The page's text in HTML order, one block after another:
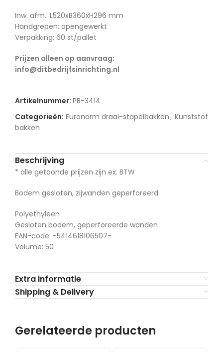
Inw. afm.: L520xB360xH296 mm
Handgrepen: opengewerkt
Verpakking: 60 st/pallet
Prijzen alleen op aanvraag:
info@ditbedrijfsinrichting.nl
Artikelnummer: PB-3414
Categorieën: Euronorm draai-stapelbakken, Kunststof
bakken
Beschrijving
* alle getoonde prijzen zijn ex. BTW
Bodem gesloten, zijwanden geperforeerd
Polyethyleen
Gesloten bodem, geperforeerde wanden
EAN-code: -5414618106507-
Volume: 50
Extra informatie
Shipping & Delivery
Gerelateerde producten